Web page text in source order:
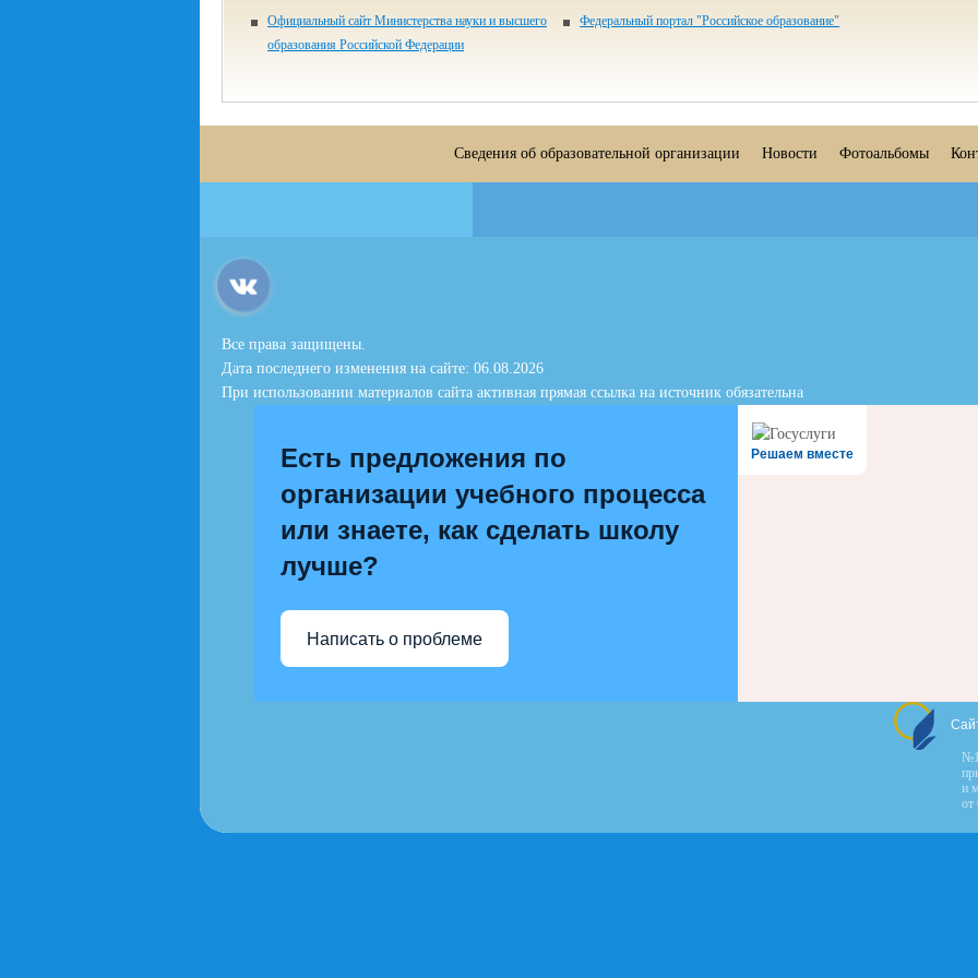
Официальный сайт Министерства науки и высшего
образования Российской Федерации
Федеральный портал "Российское образование"
Сведения об образовательной организации Новости Фотоальбомы
Все права защищены.
Дата последнего изменения на сайте: 06.08.2026
При использовании материалов сайта активная прямая ссылка на источник обязательна
Решаем вместе
Есть предложения по
организации учебного процесса
или знаете, как сделать школу
лучше?
Написать о проблеме
и
от